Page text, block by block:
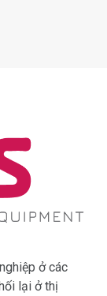
ở các
lại ở thị